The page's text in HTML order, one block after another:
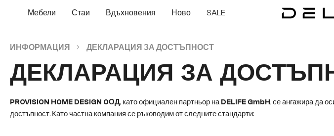
към основното съдържание
Преминете към търсенето
Преминете към основната навигация
Мебели Стаи Вдъхновения Ново SALE
ИНФОРМАЦИЯ ДЕКЛАРАЦИЯ ЗА ДОСТЪПНОСТ
ДЕКЛАРАЦИЯ ЗА
PROVISION HOME DESIGN OОД, като официален партньор наDELIFE GmbH, се ангажира да
достъпност. Като частна компания се ръководим от следните стандарти: